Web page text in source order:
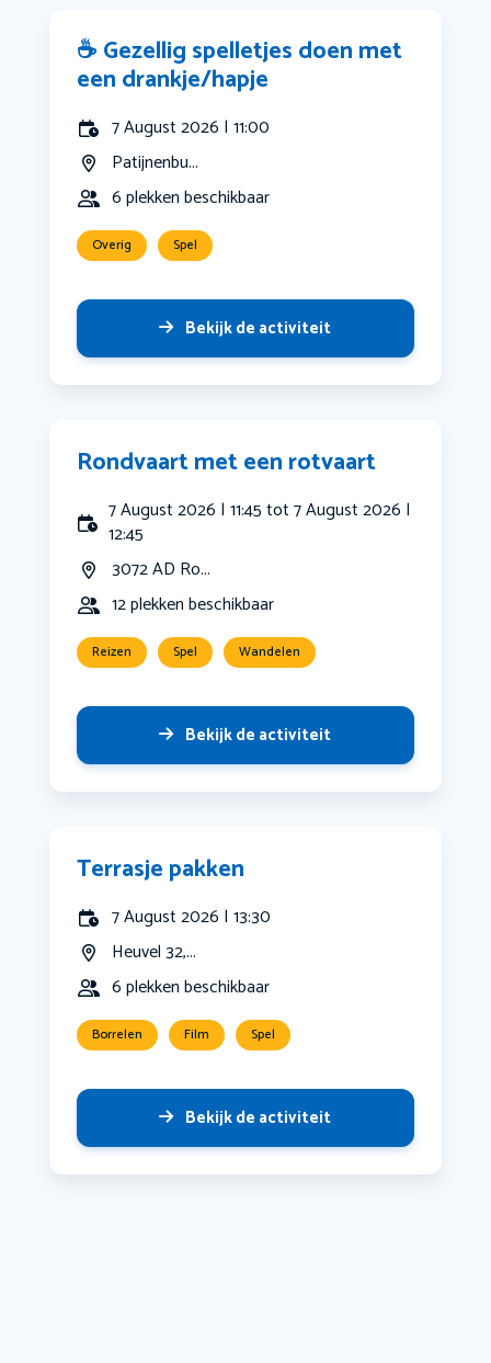
☕ Gezellig spelletjes doen met
een drankje/hapje
7 August 2026 | 11:00
Patijnenbu...
6 plekken beschikbaar
Overig Spel
Bekijk de activiteit
Rondvaart met een rotvaart
7 August 2026 | 11:45 tot 7 August 2026 |
12:45
3072 AD Ro...
12 plekken beschikbaar
Reizen Spel Wandelen
Bekijk de activiteit
Terrasje pakken
7 August 2026 | 13:30
Heuvel 32,...
6 plekken beschikbaar
Borrelen Film Spel
Bekijk de activiteit